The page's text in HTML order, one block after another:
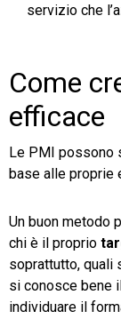
servizio che
Come
efficace
Le PMI possono
base alle proprie
Un buon metodo
chi è il proprio
soprattutto, quali
si conosce bene
individuare il